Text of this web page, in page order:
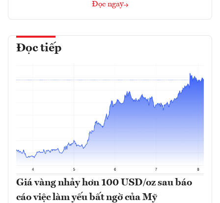
Đọc ngay
Đọc tiếp
Giá vàng nhảy hơn 100 USD/oz sau báo
cáo việc làm yếu bất ngờ của Mỹ